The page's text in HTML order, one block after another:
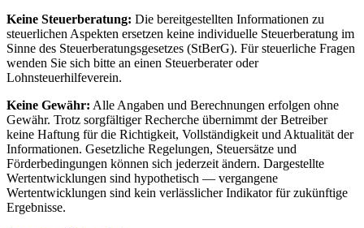
Keine Steuerberatung: Die bereitgestellten Informationen zu
steuerlichen Aspekten ersetzen keine individuelle Steuerberatung im
Sinne des Steuerberatungsgesetzes (StBerG). Für steuerliche Fragen
wenden Sie sich bitte an einen Steuerberater oder
Lohnsteuerhilfeverein.
Keine Gewähr: Alle Angaben und Berechnungen erfolgen ohne
Gewähr. Trotz sorgfältiger Recherche übernimmt der Betreiber
keine Haftung für die Richtigkeit, Vollständigkeit und Aktualität der
Informationen. Gesetzliche Regelungen, Steuersätze und
Förderbedingungen können sich jederzeit ändern. Dargestellte
Wertentwicklungen sind hypothetisch — vergangene
Wertentwicklungen sind kein verlässlicher Indikator für zukünftige
Ergebnisse.